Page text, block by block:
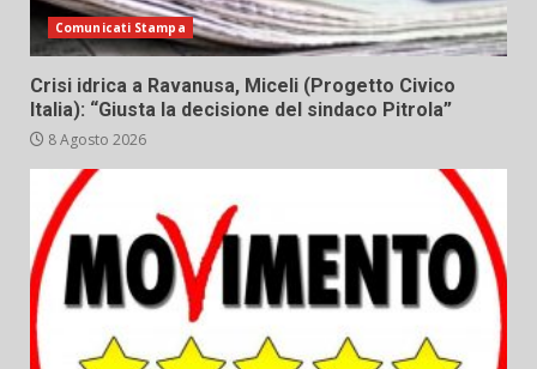
Comunicati Stampa
Crisi idrica a Ravanusa, Miceli (Progetto Civico
Italia): “Giusta la decisione del sindaco Pitrola”
8 Agosto 2026